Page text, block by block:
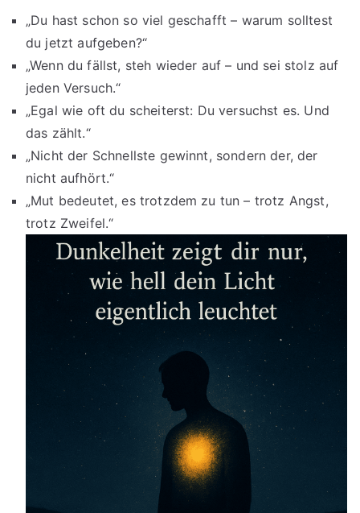
„Du hast schon so viel geschafft – warum solltest
du jetzt aufgeben?“
„Wenn du fällst, steh wieder auf – und sei stolz auf
jeden Versuch.“
„Egal wie oft du scheiterst: Du versuchst es. Und
das zählt.“
„Nicht der Schnellste gewinnt, sondern der, der
nicht aufhört.“
„Mut bedeutet, es trotzdem zu tun – trotz Angst,
trotz Zweifel.“